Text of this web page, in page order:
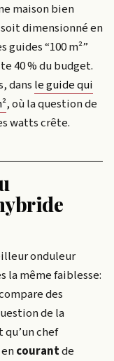
maison bien
soit dimensionné en
guides “100 m²”
40 % du budget.
dans le guide qui
, où la question de
watts crête.
onduleur
la même faiblesse:
des
de la
qu’un chef
courantde